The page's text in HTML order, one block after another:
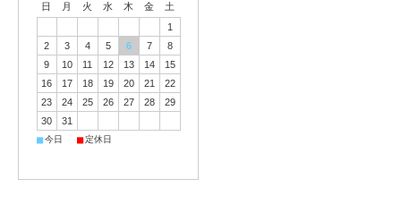
日 月 火 水 木 金
土
1
2
3 4 5 6 7
8
9
10 11 12 13 14
15
16
17 18 19 20 21
22
23
24 25 26 27 28
29
30
31
■今日 ■定休日